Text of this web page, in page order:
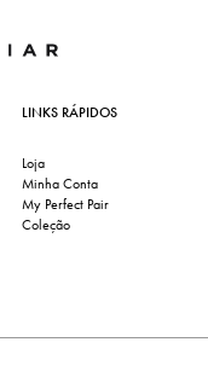
LINKS RÁPIDOS
Loja
Minha Conta
My Perfect Pair
Coleção